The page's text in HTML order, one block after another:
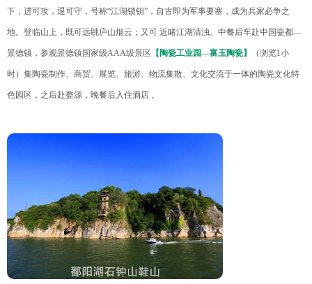
下，进可攻，退可守，号称“江湖锁钥”，自古即为军事要塞，成为兵家必争之
地。登临山上，既可远眺庐山烟云；又可 近睹江湖清浊。中餐后车赴中国瓷都—
景德镇，参观景德镇国家级AAA级景区 【陶瓷工业园—富玉陶瓷】 （浏览1小
时）集陶瓷制作、商贸、展览、旅游、物流集散、文化交流于一体的陶瓷文化特
色园区，之后赴婺源，晚餐后入住酒店 。